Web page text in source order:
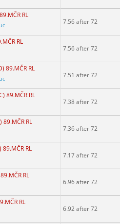
RL
7.56 after 72
RL
7.56 after 72
89.MČR RL
7.51 after 72
89.MČR RL
7.38 after 72
89.MČR RL
7.36 after 72
89.MČR RL
7.17 after 72
RL
6.96 after 72
RL
6.92 after 72